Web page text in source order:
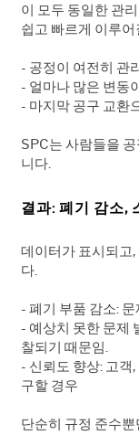
이 모두 동일한 관
쉽고 빠르게 이루
- 공정이 여전히 관
- 얼마나 많은 변동
- 마지막 공구 교환
SPC는 사람들을
니다.
결과: 폐기 감소,
데이터가 표시되고
다.
- 폐기 부품 감소:
- 예상치 못한 문제
찰되기 때문임.
- 신뢰도 향상: 고객
구할 경우
단순히 규정 준수